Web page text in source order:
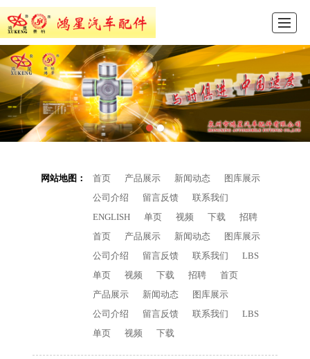
首页 产品展示 新闻动态 图库展示 留言反馈
网站地图： 首页 产品展示 新闻动态
图库展示
公司介绍
留言反馈
联系我们
ENGLISH
单页 视频 下载
招聘
首页
产品展示 新闻动态
图库展示
公司介绍
留言反馈 联系我们
LBS
单页
视频 下载 招聘
首页
产品展示
新闻动态
图库展示
公司介绍
留言反馈 联系我们
LBS
单页
视频 下载